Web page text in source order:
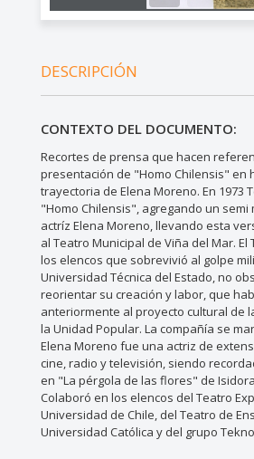
DESCRIPCIÓN
CONTEXTO DEL DOCUMENTO:
Recortes de prensa que hacen
presentación de "Homo Chilensis" en
trayectoria de Elena Moreno. En 1973
"Homo Chilensis", agregando un semi
actríz Elena Moreno, llevando esta
al Teatro Municipal de Viña del Mar.
los elencos que sobrevivió al golpe
Universidad Técnica del Estado, no
reorientar su creación y labor, que
anteriormente al proyecto cultural de
la Unidad Popular. La compañía se
Elena Moreno fue una actriz de
cine, radio y televisión, siendo
en "La pérgola de las flores" de
Colaboró en los elencos del Teatro
Universidad de Chile, del Teatro de
Universidad Católica y del grupo